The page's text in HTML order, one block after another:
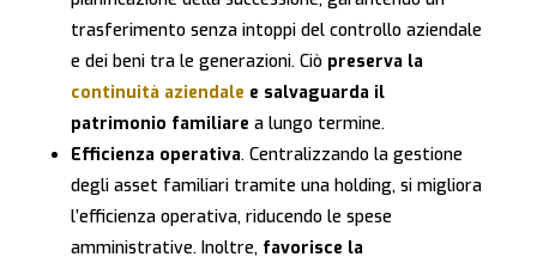
trasferimento senza intoppi del controllo aziendale
e dei beni tra le generazioni. Ciò preserva la
continuità aziendale e salvaguarda il
patrimonio familiare a lungo termine.
Efficienza operativa. Centralizzando la gestione
degli asset familiari tramite una holding, si migliora
l’efficienza operativa, riducendo le spese
amministrative. Inoltre, favorisce la